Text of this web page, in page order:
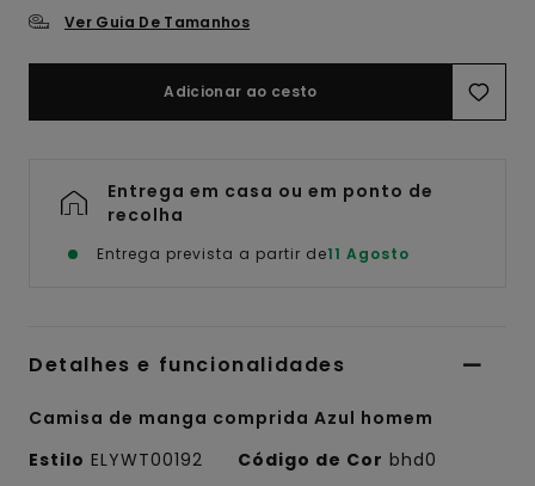
Ver Guia De Tamanhos
Adicionar ao cesto
Entrega em casa ou em ponto de
recolha
Entrega prevista a partir de11 Agosto
Detalhes e funcionalidades
Camisa de manga comprida Azul homem
Estilo ELYWT00192 Código de Cor bhd0